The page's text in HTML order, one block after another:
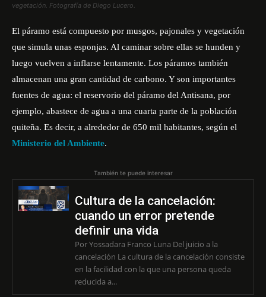
vegetación. Fotografía de Diego Lucero.
El páramo está compuesto por musgos, pajonales y vegetación
que simula unas esponjas. Al caminar sobre ellas se hunden y
luego vuelven a inflarse lentamente. Los páramos también
almacenan una gran cantidad de carbono. Y son importantes
fuentes de agua: el reservorio del páramo del Antisana, por
ejemplo, abastece de agua a una cuarta parte de la población
quiteña. Es decir, a alrededor de 650 mil habitantes, según el
Ministerio del Ambiente.
También te puede interesar
Cultura de la cancelación:
cuando un error pretende
definir una vida
Por Yossadara Franco Luna Del juicio a la
cancelación La cultura de la cancelación consiste
en la facilidad con la que una persona queda
reducida a...